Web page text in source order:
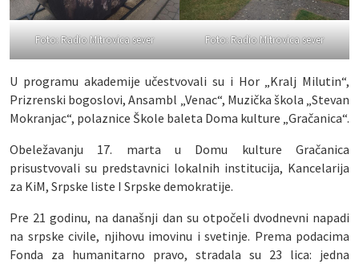
Foto: Radio Mitrovica sever Foto: Radio Mitrovica sever
U programu akademije učestvovali su i Hor „Kralj Milutin“,
Prizrenski bogoslovi, Ansambl „Venac“, Muzička škola „Stevan
Mokranjac“, polaznice Škole baleta Doma kulture „Gračanica“.
Obeležavanju 17. marta u Domu kulture Gračanica
prisustvovali su predstavnici lokalnih institucija, Kancelarija
za KiM, Srpske liste I Srpske demokratije.
Pre 21 godinu, na današnji dan su otpočeli dvodnevni napadi
na srpske civile, njihovu imovinu i svetinje. Prema podacima
Fonda za humanitarno pravo, stradala su 23 lica: jedna